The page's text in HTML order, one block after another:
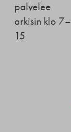
palvelee
arkisin klo 7–
15